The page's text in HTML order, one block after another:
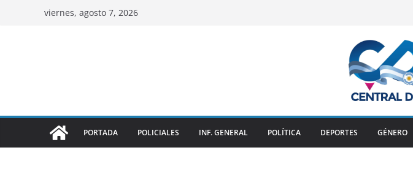
viernes, agosto 7, 2026
PORTADA POLICIALES INF. GENERAL POLÍTICA DEPORTES GÉNERO